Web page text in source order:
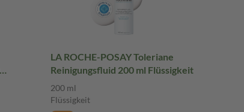
LA ROCHE-POSAY Toleriane
Reinigungsfluid 200 ml Flüssigkeit
200 ml
Flüssigkeit